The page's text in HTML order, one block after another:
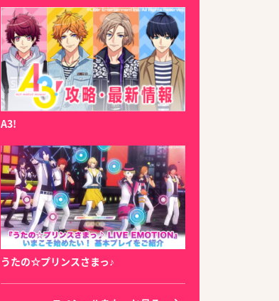
A3!
うたの☆プリンスさまっ♪